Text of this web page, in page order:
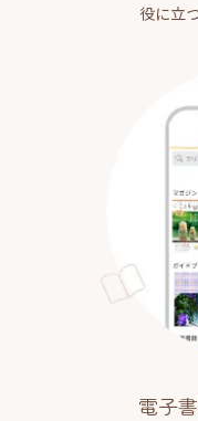
役に立
電子